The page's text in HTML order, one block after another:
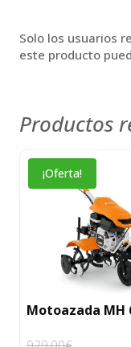
Solo los usuarios
este producto
Productos
¡Oferta!
Motoazada MH